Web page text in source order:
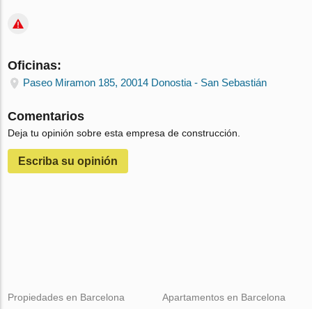
Oficinas:
Paseo Miramon 185, 20014 Donostia - San Sebastián
Comentarios
Deja tu opinión sobre esta empresa de construcción.
Escriba su opinión
Propiedades en Barcelona
Apartamentos en Barcelona